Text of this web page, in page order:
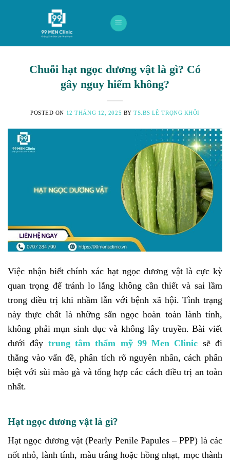
Chuỗi hạt ngọc dương vật là gì? Có
gây nguy hiểm không?
POSTED ON 12 THÁNG 12, 2025 BYTS.BS LÊ TRỌNG KHÔI
Việc nhận biết chính xác hạt ngọc dương vật là cực kỳ
quan trọng để tránh lo lắng không cần thiết và sai lầm
trong điều trị khi nhầm lẫn với bệnh xã hội. Tình trạng
này thực chất là những sẩn ngọc hoàn toàn lành tính,
không phải mụn sinh dục và không lây truyền. Bài viết
dưới đây trung tâm thẩm mỹ 99 Men Clinic sẽ đi
thẳng vào vấn đề, phân tích rõ nguyên nhân, cách phân
biệt với sùi mào gà và tổng hợp các cách điều trị an toàn
nhất.
Hạt ngọc dương vật là gì?
Hạt ngọc dương vật (Pearly Penile Papules – PPP) là các
nốt nhỏ, lành tính, màu trắng hoặc hồng nhạt, mọc thành